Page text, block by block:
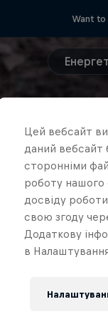
Want
Цей вебсайт
даний вебсайт
сторонніми
роботу нашого
досвіду
свою згоду
Додаткову
в